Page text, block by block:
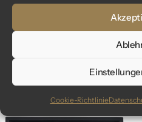
Cookie-Richtlinie